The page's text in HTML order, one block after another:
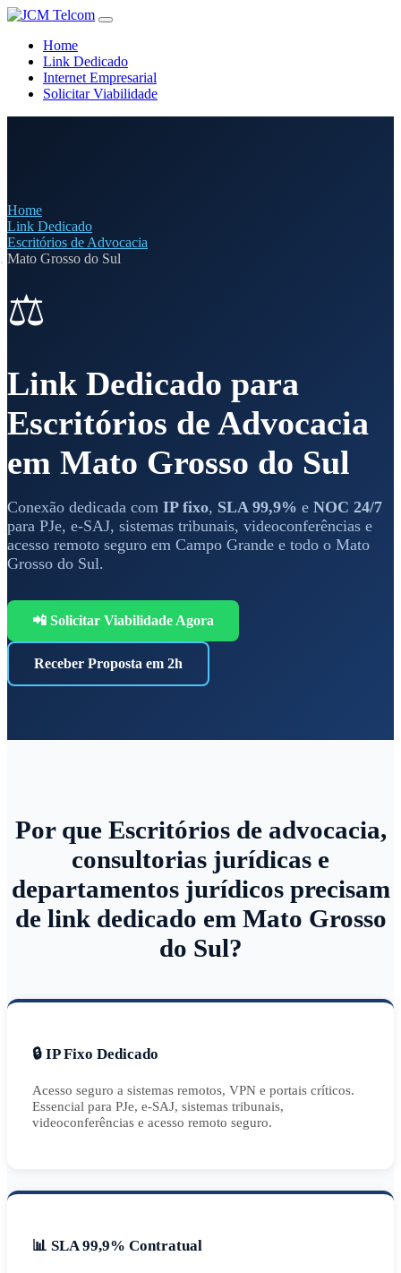
Home
Link Dedicado
Internet Empresarial
Solicitar Viabilidade
Home
Link Dedicado
Escritórios de Advocacia
Mato Grosso do Sul
⚖️
Link Dedicado para
Escritórios de Advocacia
em Mato Grosso do Sul
Conexão dedicada com IP fixo, SLA 99,9% e NOC 24/7
para PJe, e-SAJ, sistemas tribunais, videoconferências e
acesso remoto seguro em Campo Grande e todo o Mato
Grosso do Sul.
📲 Solicitar Viabilidade Agora
Receber Proposta em 2h
Por que Escritórios de advocacia,
consultorias jurídicas e
departamentos jurídicos precisam
de link dedicado em Mato Grosso
do Sul?
🔒 IP Fixo Dedicado
Acesso seguro a sistemas remotos, VPN e portais críticos.
Essencial para PJe, e-SAJ, sistemas tribunais,
videoconferências e acesso remoto seguro.
📊 SLA 99,9% Contratual